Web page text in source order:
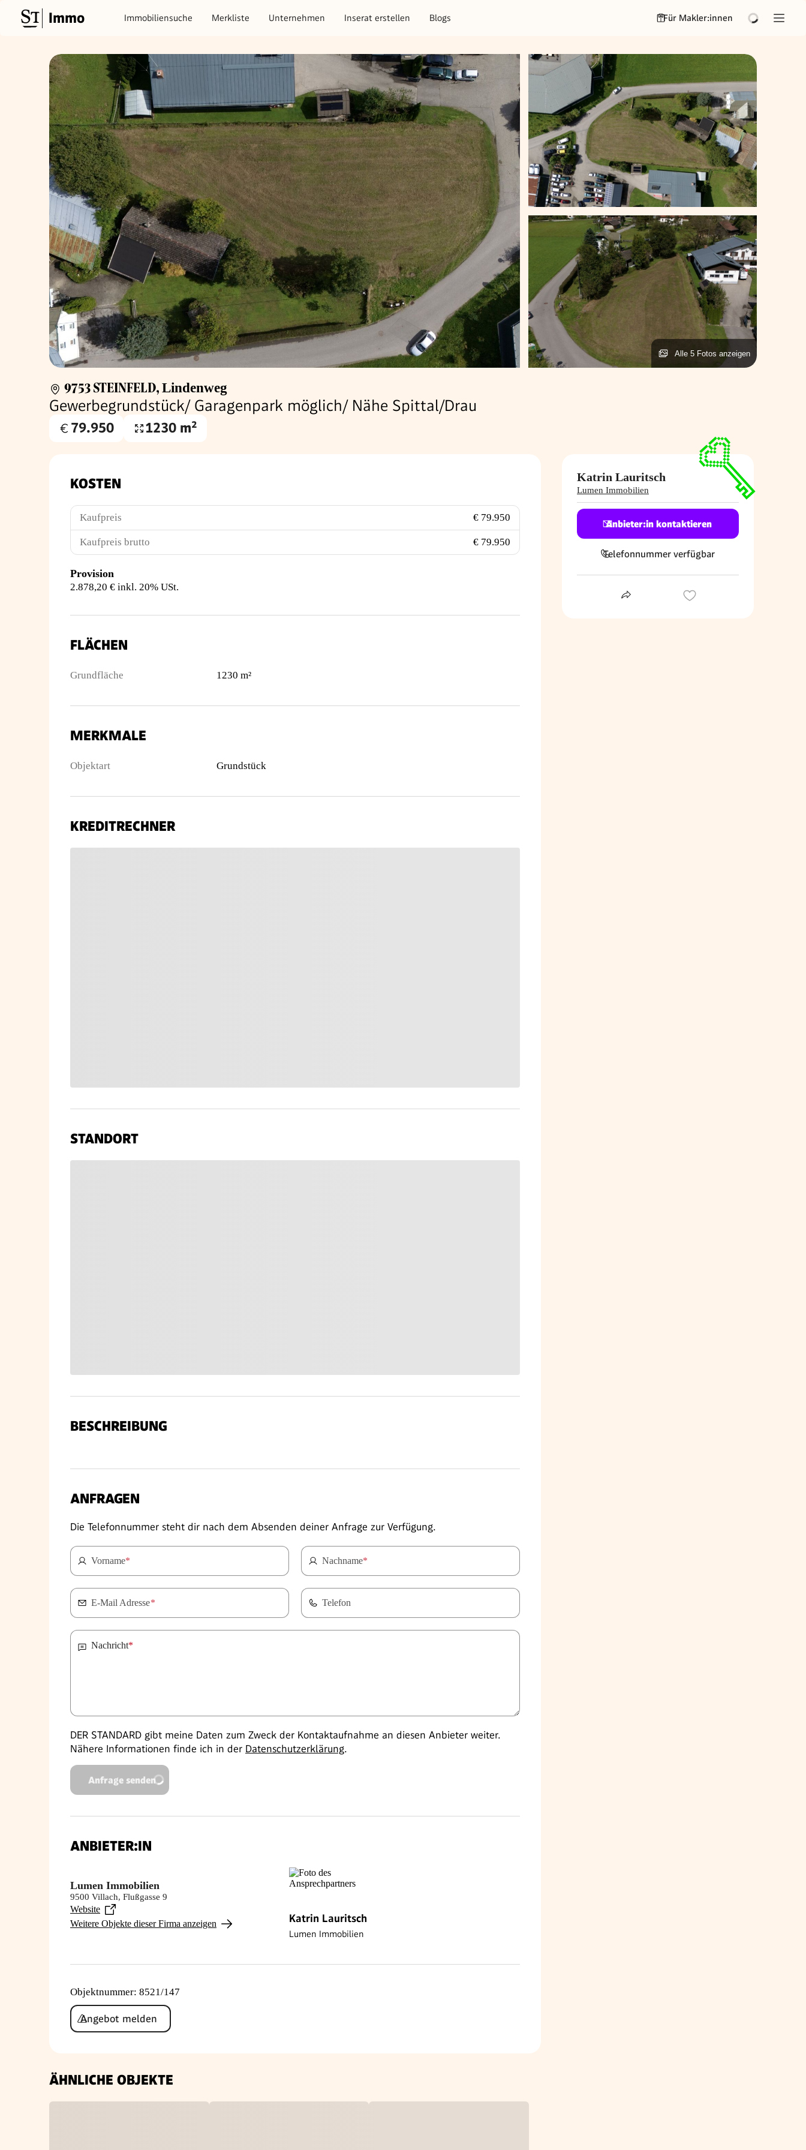
Immo Immobiliensuche Merkliste Unternehmen Inserat erstellen Blogs Für Makler:innen
Alle 5 Fotos anzeigen
9753 STEINFELD, Lindenweg
Gewerbegrundstück/ Garagenpark möglich/ Nähe Spittal/Drau
Kaufpreis
79.950
Grundfläche
1230 m²
KOSTEN
Kaufpreis € 79.950
Kaufpreis brutto € 79.950
Provision
2.878,20 € inkl. 20% USt.
FLÄCHEN
Grundfläche 1230 m²
MERKMALE
Objektart Grundstück
KREDITRECHNER
STANDORT
BESCHREIBUNG
ANFRAGEN
Die Telefonnummer steht dir nach dem Absenden deiner Anfrage zur Verfügung.
Vorname* Nachname*
E-Mail Adresse* Telefon
Nachricht*
DER STANDARD gibt meine Daten zum Zweck der Kontaktaufnahme an diesen Anbieter weiter.
Nähere Informationen finde ich in der Datenschutzerklärung.
Anfrage senden
ANBIETER:IN
Lumen Immobilien
9500 Villach, Flußgasse 9
Website
Weitere Objekte dieser Firma anzeigen
Katrin Lauritsch
Lumen Immobilien
Objektnummer: 8521/147
Angebot melden
ÄHNLICHE OBJEKTE
Katrin Lauritsch
Lumen Immobilien
Anbieter:in kontaktieren
Telefonnummer verfügbar